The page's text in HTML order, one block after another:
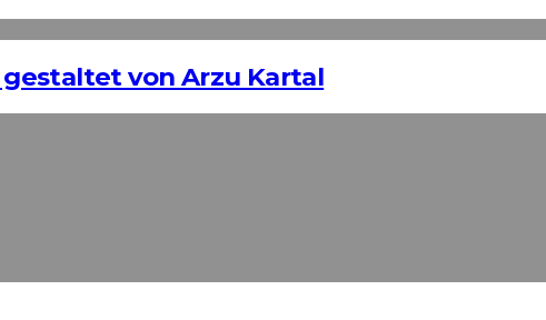
von Arzu Kartal